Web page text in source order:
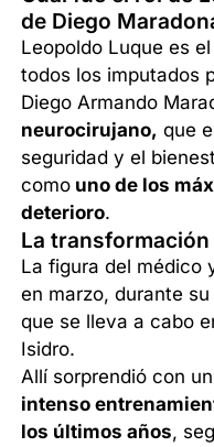
de Diego
Leopoldo Luque es
todos los imputados
Diego Armando
neurocirujano, que
seguridad y el
como uno de los
deterioro.
La
La figura del médico
en marzo, durante
que se lleva a cabo
Isidro.
Allí sorprendió con
intenso
los últimos años,